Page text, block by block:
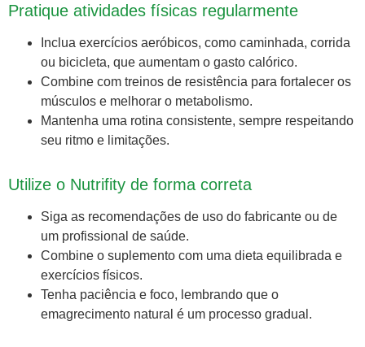
Pratique atividades físicas regularmente
Inclua exercícios aeróbicos, como caminhada, corrida
ou bicicleta, que aumentam o gasto calórico.
Combine com treinos de resistência para fortalecer os
músculos e melhorar o metabolismo.
Mantenha uma rotina consistente, sempre respeitando
seu ritmo e limitações.
Utilize o Nutrifity de forma correta
Siga as recomendações de uso do fabricante ou de
um profissional de saúde.
Combine o suplemento com uma dieta equilibrada e
exercícios físicos.
Tenha paciência e foco, lembrando que o
emagrecimento natural é um processo gradual.